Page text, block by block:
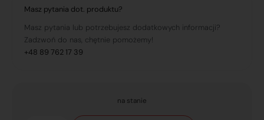
Masz pytania dot. produktu?
Masz pytania lub potrzebujesz dodatkowych informacji?
Zadzwoń do nas, chętnie pomożemy!
+48 89 762 17 39
na stanie